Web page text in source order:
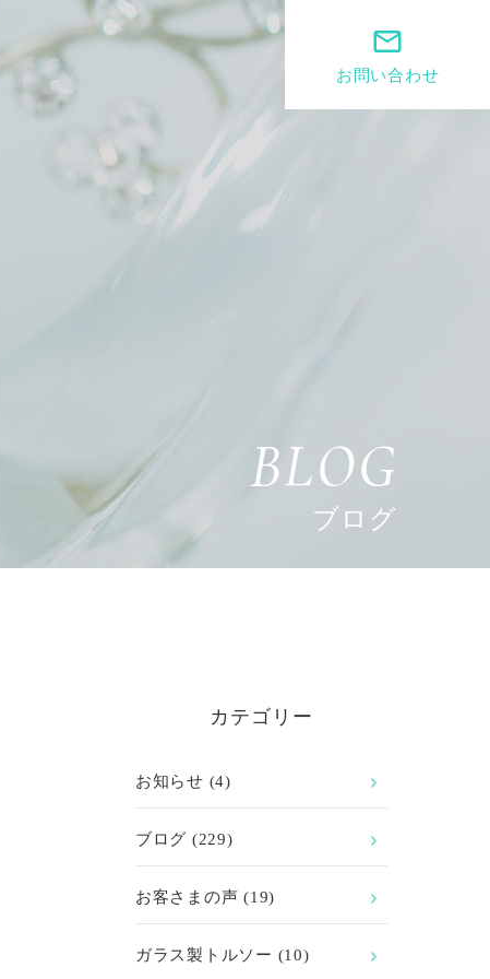
mail_outline
お問い合わせ
BLOG
ブログ
カテゴリー
お知らせ (4)
ブログ (229)
お客さまの声 (19)
ガラス製トルソー (10)